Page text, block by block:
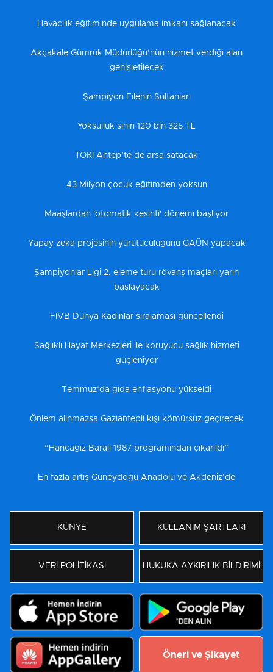
Havacılık eğitiminde uygulama imkanı sağlanacak
Akçakale Gümrük Müdürlüğü’nün hizmet verdiği alan
genişletilecek
Şampiyon Filenin Sultanları
Yoksulluk sınırı 120 bin 325 TL
TOKİ Antep’te de arsa satacak
43 Milyon çocuk eğitimden yoksun
Maaşlardan 'otomatik kesinti' dönemi başlıyor
Yapay zeka projesinin yürütücülüğünü GAÜN yapacak
Şampiyonlar Ligi 2. eleme turu rövanş maçları yarın
başlayacak
FIVB Dünya Kadınlar sıralaması güncellendi
Sağlıklı Hayat Merkezleri ile koruyucu sağlık hizmeti
güçleniyor
Temmuz’da gıda enflasyonu yükseldi
Önlem alınmazsa Gaziantepli kışı kömürsüz geçirecek
“Hancağız Barajı 1987 programından çıkarıldı”
En fazla artış Güneydoğu Anadolu ve Akdeniz’de
KÜNYE KULLANIM ŞARTLARI
VERİ POLİTİKASI HUKUKA AYKIRILIK BİLDİRİMİ
Öneri ve Şikayet